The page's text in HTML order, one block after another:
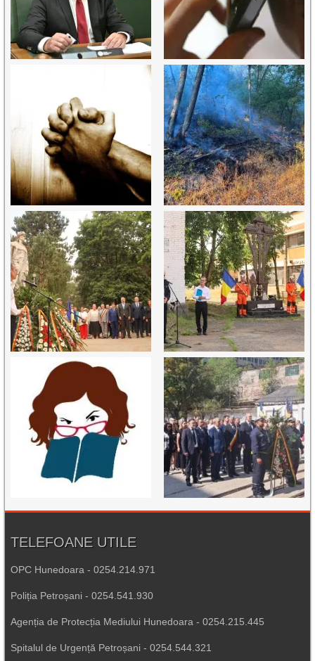
TELEFOANE UTILE
OPC Hunedoara - 0254.214.971
Poliția Petroșani - 0254.541.930
Agenția de Protecția Mediului Hunedoara - 0254.215.445
Spitalul de Urgență Petroșani - 0254.544.321